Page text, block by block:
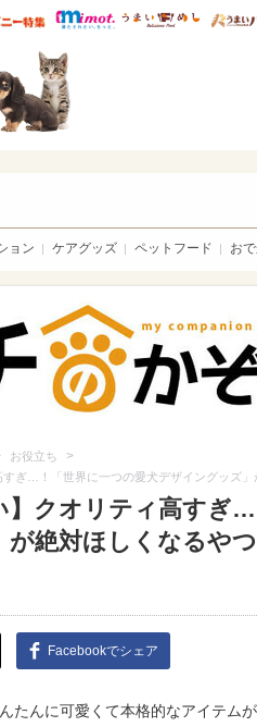
マ* ウレぴあ総研 ディズニー特
mimot. うまい
ョン ケアグッズ ペットフード お
お役立ち >
すぎ…！「世界に一つの愛犬デザイングッズ
】クオリティ高すぎ
絶対ほしくなるや
Facebookでシェア
たんに可愛くて本格的なアイテム